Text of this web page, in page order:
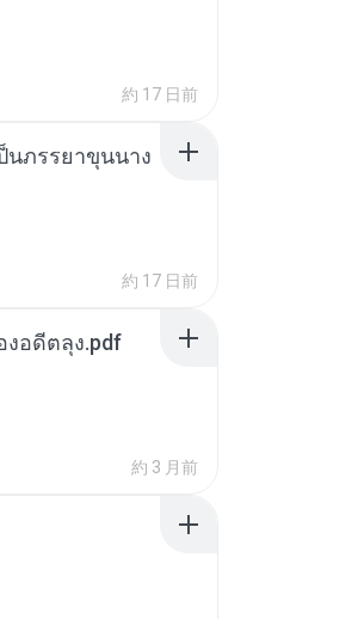
約 17 日前
นภรรยาขุนนาง
約 17 日前
อดีตลุง.pdf
約 3 月前